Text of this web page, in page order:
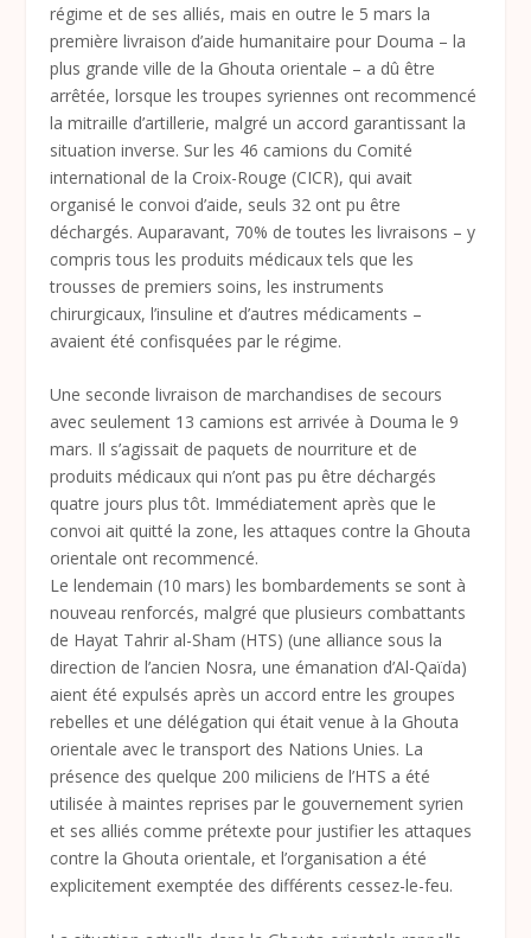
régime et de ses alliés, mais en outre le 5 mars la
première livraison d’aide humanitaire pour Douma – la
plus grande ville de la Ghouta orientale – a dû être
arrêtée, lorsque les troupes syriennes ont recommencé
la mitraille d’artillerie, malgré un accord garantissant la
situation inverse. Sur les 46 camions du Comité
international de la Croix-Rouge (CICR), qui avait
organisé le convoi d’aide, seuls 32 ont pu être
déchargés. Auparavant, 70% de toutes les livraisons – y
compris tous les produits médicaux tels que les
trousses de premiers soins, les instruments
chirurgicaux, l’insuline et d’autres médicaments –
avaient été confisquées par le régime.
Une seconde livraison de marchandises de secours
avec seulement 13 camions est arrivée à Douma le 9
mars. Il s’agissait de paquets de nourriture et de
produits médicaux qui n’ont pas pu être déchargés
quatre jours plus tôt. Immédiatement après que le
convoi ait quitté la zone, les attaques contre la Ghouta
orientale ont recommencé.
Le lendemain (10 mars) les bombardements se sont à
nouveau renforcés, malgré que plusieurs combattants
de Hayat Tahrir al-Sham (HTS) (une alliance sous la
direction de l’ancien Nosra, une émanation d’Al-Qaïda)
aient été expulsés après un accord entre les groupes
rebelles et une délégation qui était venue à la Ghouta
orientale avec le transport des Nations Unies. La
présence des quelque 200 miliciens de l’HTS a été
utilisée à maintes reprises par le gouvernement syrien
et ses alliés comme prétexte pour justifier les attaques
contre la Ghouta orientale, et l’organisation a été
explicitement exemptée des différents cessez-le-feu.